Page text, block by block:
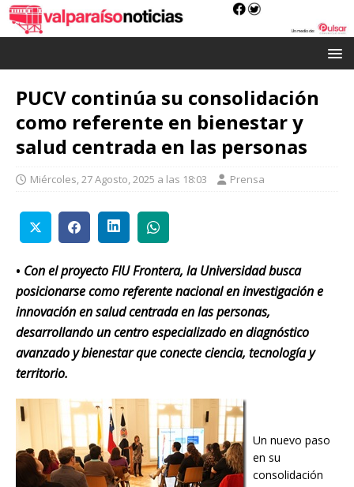
PUCV continúa su consolidación
como referente en bienestar y
salud centrada en las personas
Miércoles, 27 Agosto, 2025 a las 18:03 Prensa
• Con el proyecto FIU Frontera, la Universidad busca
posicionarse como referente nacional en investigación e
innovación en salud centrada en las personas,
desarrollando un centro especializado en diagnóstico
avanzado y bienestar que conecte ciencia, tecnología y
territorio.
Un nuevo paso
en su
consolidación